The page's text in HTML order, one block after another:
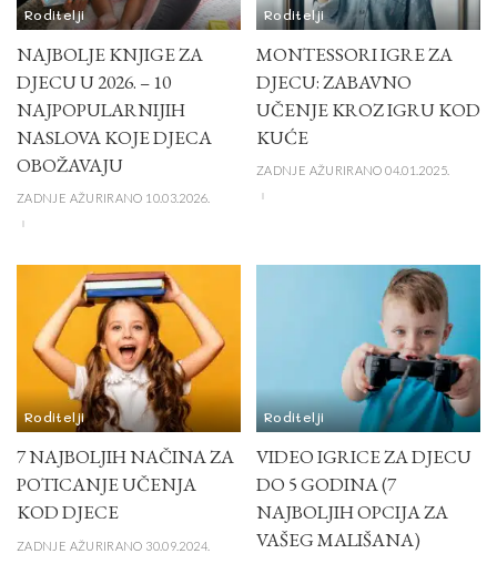
Roditelji
NAJBOLJE KNJIGE ZA
DJECU U 2026. – 10
NAJPOPULARNIJIH
NASLOVA KOJE DJECA
OBOŽAVAJU
ZADNJE AŽURIRANO 10.03.2026.
Roditelji
MONTESSORI IGRE ZA
DJECU: ZABAVNO
UČENJE KROZ IGRU KOD
KUĆE
ZADNJE AŽURIRANO 04.01.2025.
Roditelji
7 NAJBOLJIH NAČINA ZA
POTICANJE UČENJA
KOD DJECE
ZADNJE AŽURIRANO 30.09.2024.
Roditelji
VIDEO IGRICE ZA DJECU
DO 5 GODINA (7
NAJBOLJIH OPCIJA ZA
VAŠEG MALIŠANA)